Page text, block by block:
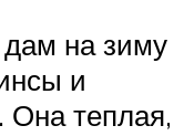
на зиму
и
Она теплая,